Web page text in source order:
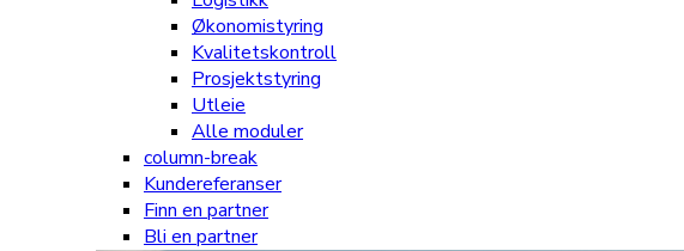
Økonomistyring
Kvalitetskontroll
Prosjektstyring
Utleie
Alle moduler
column-break
Kundereferanser
Finn en partner
Bli en partner